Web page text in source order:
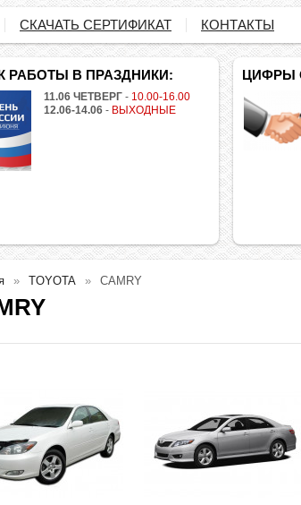
СКАЧАТЬ СЕРТИФИКАТ КОНТАКТЫ
РАБОТЫ В ПРАЗДНИКИ:
11.06 ЧЕТВЕРГ - 10.00-16.00
12.06-14.06 - ВЫХОДНЫЕ
ЦИФРЫ
TOYOTA CAMRY